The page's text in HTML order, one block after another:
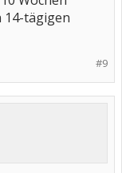
14-tägigen
#9